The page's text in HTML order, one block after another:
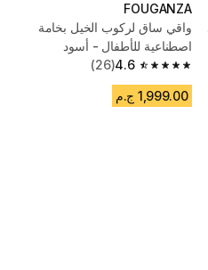
FOUGANZA
واقي ساق لركوب الخيل بخامة
اصطناعية للأطفال - أسود
4.6
4.6 out of 5 stars from 26 reviews
(26)
1,999.00 ج.م